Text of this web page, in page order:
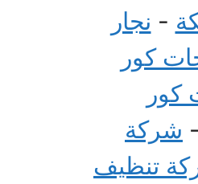
- نجار
كور
كور
- شركة
تنظيف